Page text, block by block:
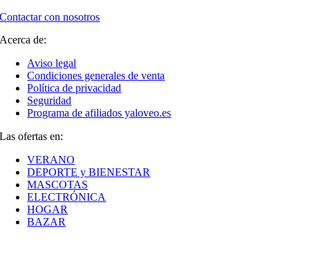
Contactar con nosotros
Acerca de:
Aviso legal
Condiciones generales de venta
Política de privacidad
Seguridad
Programa de afiliados yaloveo.es
Las ofertas en:
VERANO
DEPORTE y BIENESTAR
MASCOTAS
ELECTRÓNICA
HOGAR
BAZAR